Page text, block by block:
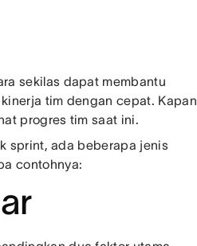
sekilas dapat membantu
tim dengan cepat. Kapan
progres tim saat ini.
sprint, ada beberapa jenis
contohnya: